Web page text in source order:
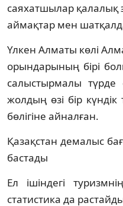
саяхатшылар қалалық
аймақтар мен
Үлкен Алматы көлі
орындарының бірі
салыстырмалы
жолдың өзі бір
бөлігіне айналған.
Қазақстан демалыс
бастады
Ел ішіндегі
статистика да